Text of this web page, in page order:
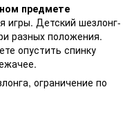
предмете
игры. Детский шезлонг-
разных положения.
опустить спинку
ограничение по